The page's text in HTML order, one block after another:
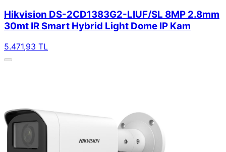
Hikvision DS-2CD1383G2-LIUF/SL 8MP 2.8mm
30mt IR Smart Hybrid Light Dome IP Kam
5.471,93 TL